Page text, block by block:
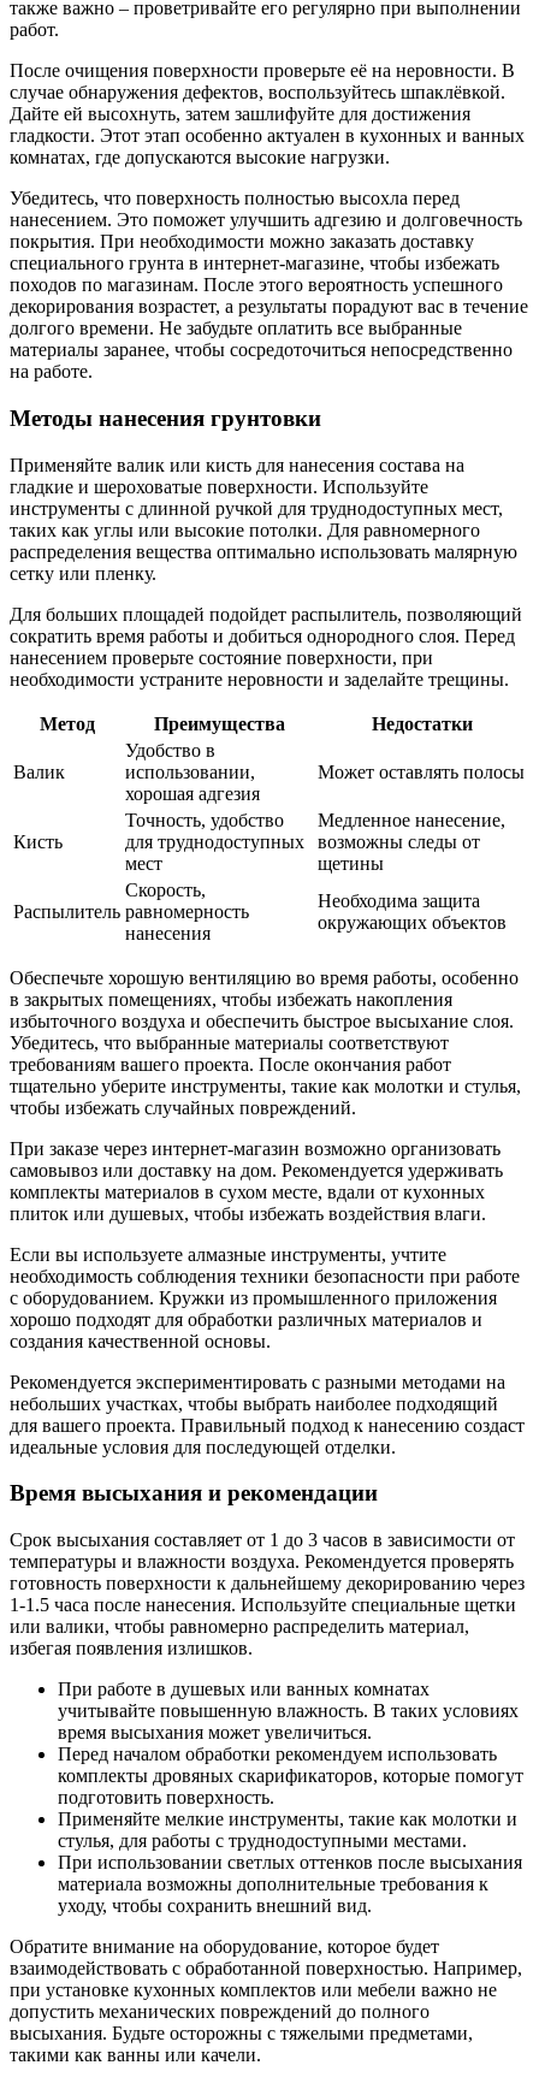
также важно – проветривайте его регулярно при выполнении
работ.
После очищения поверхности проверьте её на неровности. В
случае обнаружения дефектов, воспользуйтесь шпаклёвкой.
Дайте ей высохнуть, затем зашлифуйте для достижения
гладкости. Этот этап особенно актуален в кухонных и ванных
комнатах, где допускаются высокие нагрузки.
Убедитесь, что поверхность полностью высохла перед
нанесением. Это поможет улучшить адгезию и долговечность
покрытия. При необходимости можно заказать доставку
специального грунта в интернет-магазине, чтобы избежать
походов по магазинам. После этого вероятность успешного
декорирования возрастет, а результаты порадуют вас в течение
долгого времени. Не забудьте оплатить все выбранные
материалы заранее, чтобы сосредоточиться непосредственно
на работе.
Методы нанесения грунтовки
Применяйте валик или кисть для нанесения состава на
гладкие и шероховатые поверхности. Используйте
инструменты с длинной ручкой для труднодоступных мест,
таких как углы или высокие потолки. Для равномерного
распределения вещества оптимально использовать малярную
сетку или пленку.
Для больших площадей подойдет распылитель, позволяющий
сократить время работы и добиться однородного слоя. Перед
нанесением проверьте состояние поверхности, при
необходимости устраните неровности и заделайте трещины.
Метод Преимущества Недостатки
Валик
Удобство в
использовании,
хорошая адгезия
Может оставлять полосы
Кисть
Точность, удобство
для труднодоступных
мест
Медленное нанесение,
возможны следы от
щетины
Распылитель
Скорость,
равномерность
нанесения
Необходима защита
окружающих объектов
Обеспечьте хорошую вентиляцию во время работы, особенно
в закрытых помещениях, чтобы избежать накопления
избыточного воздуха и обеспечить быстрое высыхание слоя.
Убедитесь, что выбранные материалы соответствуют
требованиям вашего проекта. После окончания работ
тщательно уберите инструменты, такие как молотки и стулья,
чтобы избежать случайных повреждений.
При заказе через интернет-магазин возможно организовать
самовывоз или доставку на дом. Рекомендуется удерживать
комплекты материалов в сухом месте, вдали от кухонных
плиток или душевых, чтобы избежать воздействия влаги.
Если вы используете алмазные инструменты, учтите
необходимость соблюдения техники безопасности при работе
с оборудованием. Кружки из промышленного приложения
хорошо подходят для обработки различных материалов и
создания качественной основы.
Рекомендуется экспериментировать с разными методами на
небольших участках, чтобы выбрать наиболее подходящий
для вашего проекта. Правильный подход к нанесению создаст
идеальные условия для последующей отделки.
Время высыхания и рекомендации
Срок высыхания составляет от 1 до 3 часов в зависимости от
температуры и влажности воздуха. Рекомендуется проверять
готовность поверхности к дальнейшему декорированию через
1-1.5 часа после нанесения. Используйте специальные щетки
или валики, чтобы равномерно распределить материал,
избегая появления излишков.
При работе в душевых или ванных комнатах
учитывайте повышенную влажность. В таких условиях
время высыхания может увеличиться.
Перед началом обработки рекомендуем использовать
комплекты дровяных скарификаторов, которые помогут
подготовить поверхность.
Применяйте мелкие инструменты, такие как молотки и
стулья, для работы с труднодоступными местами.
При использовании светлых оттенков после высыхания
материала возможны дополнительные требования к
уходу, чтобы сохранить внешний вид.
Обратите внимание на оборудование, которое будет
взаимодействовать с обработанной поверхностью. Например,
при установке кухонных комплектов или мебели важно не
допустить механических повреждений до полного
высыхания. Будьте осторожны с тяжелыми предметами,
такими как ванны или качели.